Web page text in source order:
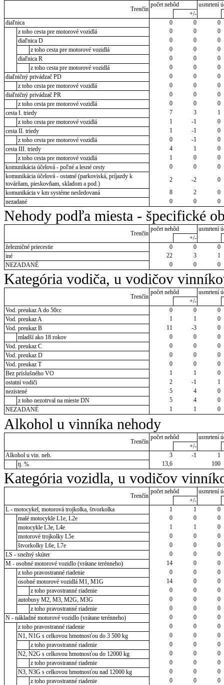
Trenčín
počet nehôd
usmrtení
+/-
diaľnica
0 0
0
z toho cesta pre motorové vozidlá
0 0
0
diaľnica D
0 0
0
z toho cesta pre motorové vozidlá
0 0
0
diaľnica R
0 0
0
z toho cesta pre motorové vozidlá
0 0
0
diaľničný privádzač PD
0 0
0
z toho cesta pre motorové vozidlá
0 0
0
diaľničný privádzač PR
0 0
0
z toho cesta pre motorové vozidlá
0 0
0
cesta I. triedy
7 3
1
z toho cesta pre motorové vozidlá
1 -1
0
cesta II. triedy
1 -1
0
z toho cesta pre motorové vozidlá
0 -1
0
cesta III. triedy
4 1
0
z toho cesta pre motorové vozidlá
1 0
0
komunikácia účelová - poľné a lesné cesty
0 0
0
komunikácia účelová - ostatné (parkoviská, príjazdy k
továrňam, pieskovňam, skladom a pod.)
2 -2
0
komunikácia v km systéme nesledovaná
8 2
0
nezadané
0 0 0
Nehody podľa miesta - špecifické
Trenčín
počet nehôd
usmrtení
+/-
železničné priecestie
0 0
0
iné
22 3
1
NEZADANÉ
0 0 0
Kategória vodiča, u vodičov
Trenčín
počet nehôd
usmrtení
+/-
Vod. preukaz A do 50cc
0 0
0
Vod. preukaz A
1 1
0
Vod. preukaz B
11 -3
0
mladší ako 18 rokov
0 0
0
Vod. preukaz C
0 0
0
Vod. preukaz D
0 0
0
Vod. preukaz T
0 0
0
Bez príslušného VO
1 1
0
ostatní vodiči
2 -1
1
nezistené
5 4
0
z toho nezotrval na mieste DN
5 4
0
NEZADANÉ
1 1 0
Alkohol u vinníka nehody
Trenčín
počet nehôd
usmrtení
+/-
Alkohol u vin. neh.
3 -1
1
tj. %
13,6 100
Kategória vozidla, u vodičov
Trenčín
počet nehôd
usmrtení
+/-
L - motocykel, motorová trojkolka, štvorkolka
1 1
0
malé motocykle L1e, L2e
0 0
0
motocykle L3e, L4e
1 1
0
motorové trojkolky L5e
0 0
0
štvorkolky L6e, L7e
0 0
0
LS - snežný skúter
0 0
0
M - osobné motorové vozidlo (vrátane terénneho)
14 0
0
z toho pravostranné riadenie
0 0
0
osobné motorové vozidlá M1, M1G
14 0
0
z toho pravostranné riadenie
0 0
0
autobusy M2, M3, M2G, M3G
0 0
0
z toho pravostranné riadenie
0 0
0
N - nákladné motorové vozidlo (vrátane terénneho)
0 0
0
z toho pravostranné riadenie
0 0
0
N1, N1G s celkovou hmotnosťou do 3 500 kg
0 0
0
z toho pravostranné riadenie
0 0
0
N2, N2G s celkovou hmotnosťou do 12000 kg
0 0
0
z toho pravostranné riadenie
0 0
0
N3, N3G s celkovou hmotnosťou nad 12000 kg
0 0
0
z toho pravostranné riadenie
0 0
0